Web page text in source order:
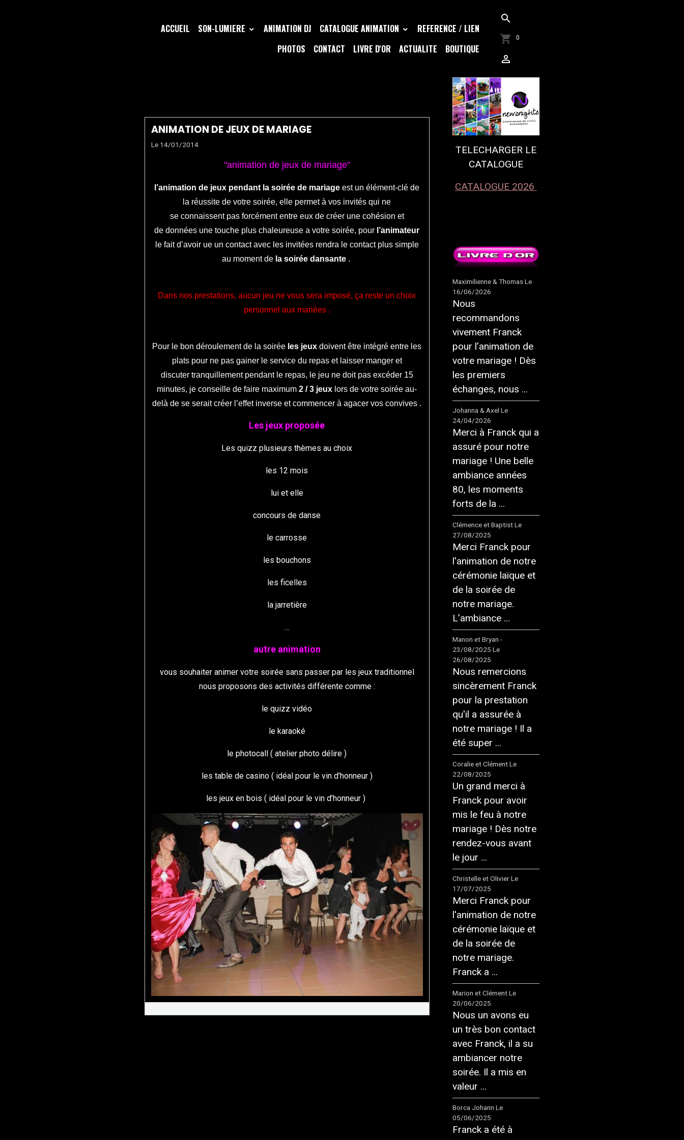
ACCUEIL SON-LUMIERE ANIMATION DJ CATALOGUE ANIMATION
REFERENCE / LIEN
PHOTOS
CONTACT LIVRE D'OR ACTUALITE BOUTIQUE
0
ANIMATION DE JEUX DE MARIAGE
Le 14/01/2014
"animation de jeux de mariage"
l’animation de jeux pendant la soirée de mariage est unélément-clé de
la réussite de votre soirée, elle permetà vos invités qui ne
se connaissent pas forcément entre eux de créer une cohésion et
dedonnées une touche plus chaleureuse a votre soirée, pour l’animateur
le fait d’avoir ue un contact avec les invitées rendra le contact plus simple
au moment de la soirée dansante.
Dans nos prestations, aucun jeu ne vous sera imposé,ça reste un choix
personnel aux mariées .
Pour le bon déroulement de la soirée les jeuxdoivent être intégré entre les
plats pour ne pas gainer le service du repas et laisser manger et
discuter tranquillement pendant le repas, le jeu ne doit pas excéder 15
minutes, jeconseille de faire maximum 2 / 3 jeux lors de votre soiréeau-
delà de se serait créer l’effet inverse et commencerà agacer vos convives .
Les jeux proposée
Les quizz plusieurs thèmes au choix
les 12 mois
lui et elle
concours de danse
le carrosse
les bouchons
les ficelles
la jarretière
…
autre animation
vous souhaiter animer votre soirée sans passer par les jeux traditionnel
nous proposons des activités différente comme :
le quizz vidéo
le karaoké
le photocall ( atelier photo délire )
les table de casino ( idéal pour le vin d’honneur )
les jeux en bois ( idéal pour le vin d’honneur )
TELECHARGER LE
CATALOGUE
CATALOGUE 2026
Maximilienne & Thomas Le
16/06/2026
Nous
recommandons
vivement Franck
pour l’animation de
votre mariage ! Dès
les premiers
échanges, nous ...
Johanna & Axel Le
24/04/2026
Merci à Franck qui a
assuré pour notre
mariage ! Une belle
ambiance années
80, les moments
forts de la ...
Clémence et Baptist Le
27/08/2025
Merci Franck pour
l'animation de notre
cérémonie laïque et
de la soirée de
notre mariage.
L’ambiance ...
Manon et Bryan -
23/08/2025 Le
26/08/2025
Nous remercions
sincèrement Franck
pour la prestation
qu'il a assurée à
notre mariage ! Il a
été super ...
Coralie et Clément Le
22/08/2025
Un grand merci à
Franck pour avoir
mis le feu à notre
mariage ! Dès notre
rendez-vous avant
le jour ...
Christelle et Olivier Le
17/07/2025
Merci Franck pour
l'animation de notre
cérémonie laïque et
de la soirée de
notre mariage.
Franck a ...
Marion et Clément Le
20/06/2025
Nous un avons eu
un très bon contact
avec Franck, il a su
ambiancer notre
soirée. Il a mis en
valeur ...
Borca Johann Le
05/06/2025
Franck a été à